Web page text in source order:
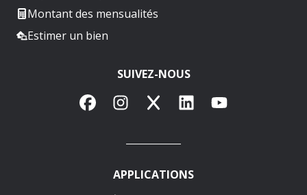
Montant des mensualités
Estimer un bien
SUIVEZ-NOUS
FacebookInstagram
X LinkedInYouTube
APPLICATIONS